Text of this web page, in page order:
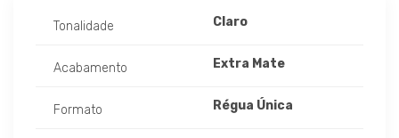
Tonalidade Claro
Acabamento Extra Mate
Formato Régua Única